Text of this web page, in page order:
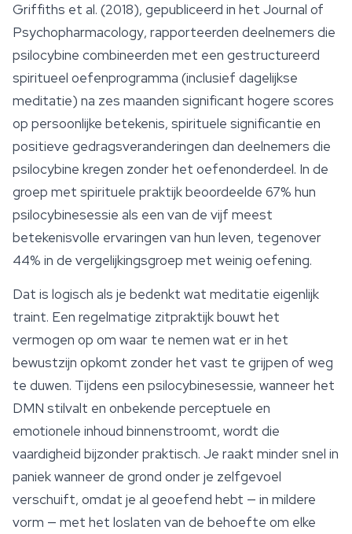
Griffiths et al. (2018), gepubliceerd in het Journal of
Psychopharmacology, rapporteerden deelnemers die
psilocybine combineerden met een gestructureerd
spiritueel oefenprogramma (inclusief dagelijkse
meditatie) na zes maanden significant hogere scores
op persoonlijke betekenis, spirituele significantie en
positieve gedragsveranderingen dan deelnemers die
psilocybine kregen zonder het oefenonderdeel. In de
groep met spirituele praktijk beoordeelde 67% hun
psilocybinesessie als een van de vijf meest
betekenisvolle ervaringen van hun leven, tegenover
44% in de vergelijkingsgroep met weinig oefening.
Dat is logisch als je bedenkt wat meditatie eigenlijk
traint. Een regelmatige zitpraktijk bouwt het
vermogen op om waar te nemen wat er in het
bewustzijn opkomt zonder het vast te grijpen of weg
te duwen. Tijdens een psilocybinesessie, wanneer het
DMN stilvalt en onbekende perceptuele en
emotionele inhoud binnenstroomt, wordt die
vaardigheid bijzonder praktisch. Je raakt minder snel in
paniek wanneer de grond onder je zelfgevoel
verschuift, omdat je al geoefend hebt — in mildere
vorm — met het loslaten van de behoefte om elke